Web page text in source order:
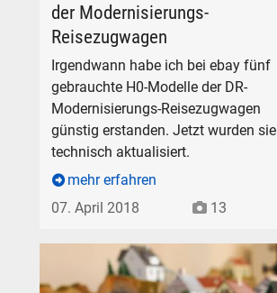
der Modernisierungs-
Reisezugwagen
Irgendwann habe ich bei ebay fünf
gebrauchte H0-Modelle der DR-
Modernisierungs-Reisezugwagen
günstig erstanden. Jetzt wurden sie
technisch aktualisiert.
mehr erfahren
07. April 2018
13